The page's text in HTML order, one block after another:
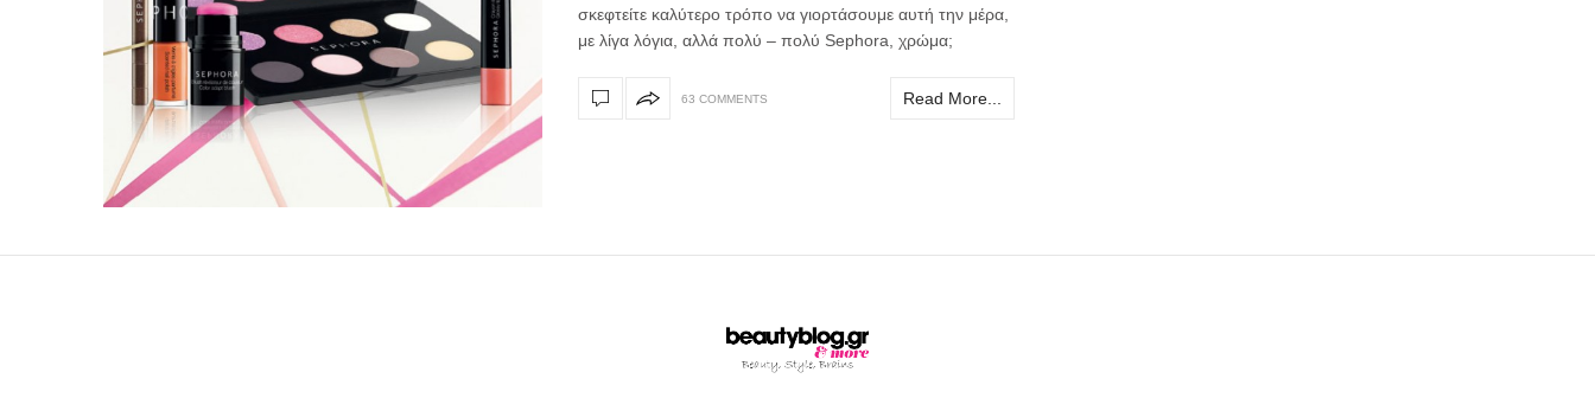
σκεφτείτε καλύτερο τρόπο να γιορτάσουμε αυτή την μέρα,
με λίγα λόγια, αλλά πολύ – πολύ Sephora, χρώμα;
63 COMMENTS Read More...